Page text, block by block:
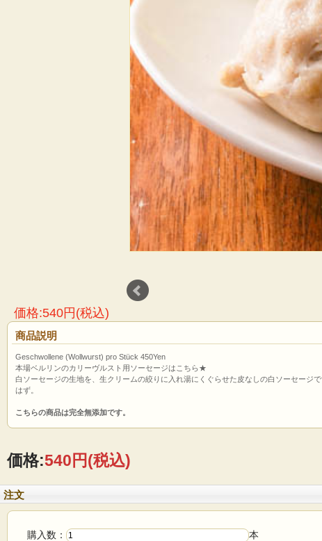
価格:540円(税込)
商品説明
Geschwollene (Wollwurst) pro Stück 450Yen
本場ベルリンのカリーヴルスト用ソーセージはこちら★
白ソーセージの生地を、生クリームの絞りに入れ湯にくぐらせた皮なしの白ソーセージ
はず。
こちらの商品は完全無添加です。
価格:540円(税込)
注文
購入数： 本